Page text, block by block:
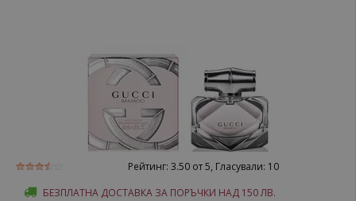
Рейтинг: 3.50 от 5, Гласували: 10
БЕЗПЛАТНА ДОСТАВКА ЗА ПОРЪЧКИ НАД 150 ЛВ.